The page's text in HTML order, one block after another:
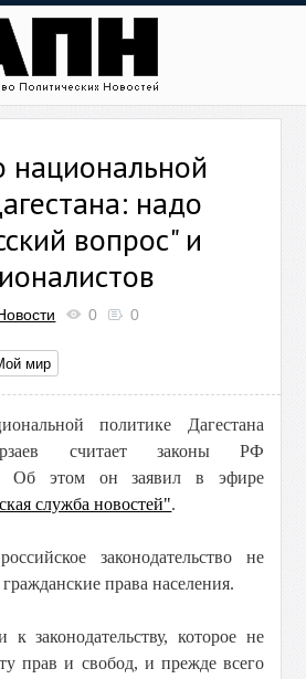
национальной
надо
вопрос" и
0 0
мир
политике Дагестана
считает законы РФ
Об этом он заявил в эфире
служба новостей".
законодательство не
права населения.
законодательству, которое не
прав и свобод, и прежде всего